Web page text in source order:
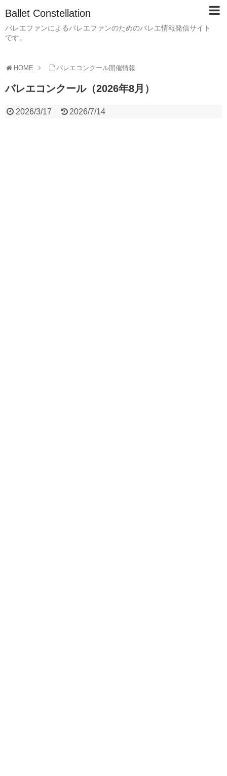
Ballet Constellation
バレエファンによるバレエファンのためのバレエ情報発信サイト
です。
HOME バレエコンクール開催情報
バレエコンクール（2026年8月）
2026/3/17 2026/7/14